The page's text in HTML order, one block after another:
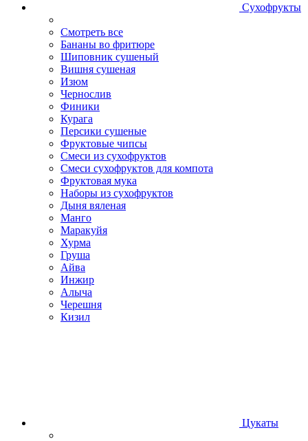
Сухофрукты
Смотреть все
Бананы во фритюре
Шиповник сушеный
Вишня сушеная
Изюм
Чернослив
Финики
Курага
Персики сушеные
Фруктовые чипсы
Смеси из сухофруктов
Смеси сухофруктов для компота
Фруктовая мука
Наборы из сухофруктов
Дыня вяленая
Манго
Маракуйя
Хурма
Груша
Айва
Инжир
Алыча
Черешня
Кизил
Цукаты